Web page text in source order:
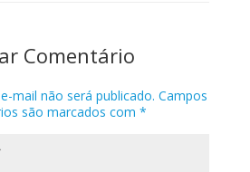
Comentário
mail não será publicado. Campos
são marcados com*